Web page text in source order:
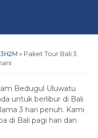
3H2M » Paket Tour Bali 3
Bedugul Uluwatu
untuk berlibur di Bali
3 hari penuh. Kami
di Bali pagi hari dan